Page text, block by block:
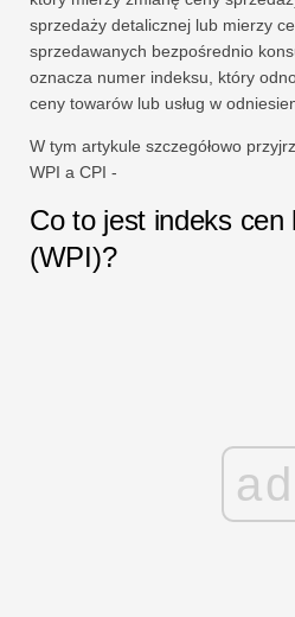
sprzedaży detalicznej lub mierzy
sprzedawanych bezpośrednio
oznacza numer indeksu, który
ceny towarów lub usług w
W tym artykule szczegółowo
WPI a CPI -
Co to jest indeks cen
(WPI)?
ad